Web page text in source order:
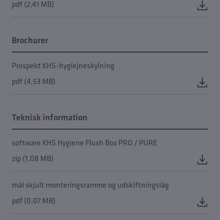
pdf (2,41 MB)
Brochurer
Prospekt KHS-hygiejneskylning
pdf (4,53 MB)
Teknisk information
software KHS Hygiene Flush Box PRO / PURE
zip (1,08 MB)
mål skjult monteringsramme og udskiftningslåg
pdf (0,07 MB)